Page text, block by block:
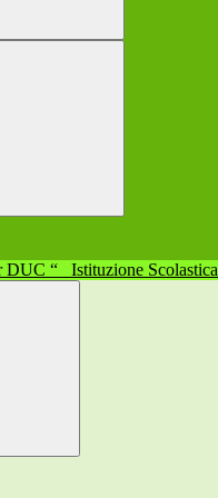
Istituzione